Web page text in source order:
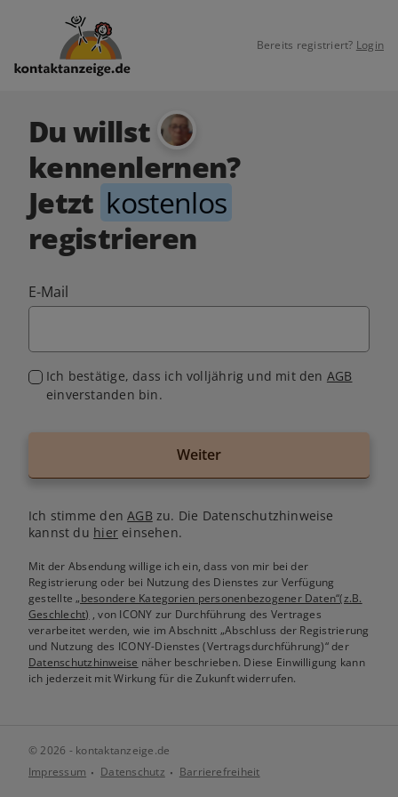
Bereits registriert? Login
Du willst
kennenlernen?
Jetzt kostenlos
registrieren
E-Mail
Ich bestätige, dass ich volljährig und mit den AGB
einverstanden bin.
Weiter
Ich stimme denAGB zu. Die Datenschutzhinweise
kannst du hiereinsehen.
Mit der Absendung willige ich ein, dass von mir bei der
Registrierung oder bei Nutzung des Dienstes zur Verfügung
gestellte„besondere Kategorien personenbezogener Daten“(z.B.
Geschlecht) , von ICONY zur Durchführung des Vertrages
verarbeitet werden, wie im Abschnitt „Abschluss der Registrierung
und Nutzung des ICONY-Dienstes (Vertragsdurchführung)“ der
Datenschutzhinweise näher beschrieben. Diese Einwilligung kann
ich jederzeit mit Wirkung für die Zukunft widerrufen.
© 2026 - kontaktanzeige.de
Impressum
Datenschutz Barrierefreiheit